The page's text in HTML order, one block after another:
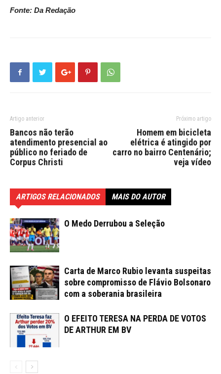
Fonte: Da Redação
Artigo anterior
Bancos não terão
atendimento presencial ao
público no feriado de
Corpus Christi
Próximo artigo
Homem em bicicleta
elétrica é atingido por
carro no bairro Centenário;
veja vídeo
ARTIGOS RELACIONADOS MAIS DO AUTOR
O Medo Derrubou a Seleção
Carta de Marco Rubio levanta suspeitas
sobre compromisso de Flávio Bolsonaro
com a soberania brasileira
O EFEITO TERESA NA PERDA DE VOTOS
DE ARTHUR EM BV